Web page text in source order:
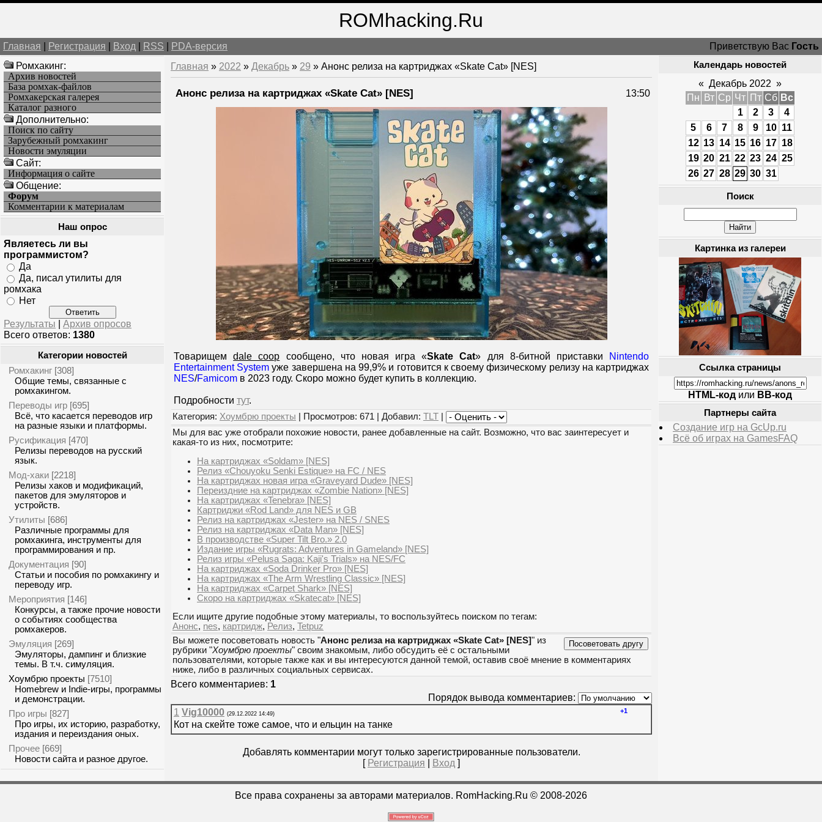
ROMhacking.Ru
Главная Регистрация Вход RSS PDA-версия Приветствую Вас Гость
Ромхакинг:
Архив новостей
База ромхак-файлов
Ромхакерская галерея
Каталог разного
Дополнительно:
Поиск по сайту
Зарубежный ромхакинг
Новости эмуляции
Cайт:
Информация о сайте
Общение:
Форум
Комментарии к материалам
Наш опрос
Являетесь ли вы
программистом?
Да
Да, писал утилиты для
ромхака
Нет
Результаты
Архив опросов
Всего ответов: 1380
Категории новостей
Ромхакинг [308]
Общие темы, связанные с
ромхакингом.
Переводы игр [695]
Всё, что касается переводов игр
на разные языки и платформы.
Русификация [470]
Релизы переводов на русский
язык.
Мод-хаки [2218]
Релизы хаков и модификаций,
пакетов для эмуляторов и
устройств.
Утилиты [686]
Различные программы для
ромхакинга, инструменты для
программирования и пр.
Документация [90]
Статьи и пособия по ромхакингу и
переводу игр.
Мероприятия [146]
Конкурсы, а также прочие новости
о событиях сообщества
ромхакеров.
Эмуляция [269]
Эмуляторы, дампинг и близкие
темы. В т.ч. симуляция.
Хоумбрю проекты [7510]
Homebrew и Indie-игры, программы
и демонстрации.
Про игры [827]
Про игры, их историю, разработку,
издания и переиздания оных.
Прочее [669]
Новости сайта и разное другое.
Главная » 2022 » Декабрь » 29 » Анонс релиза на картриджах «Skate Cat» [NES]
Анонс релиза на картриджах «Skate Cat» [NES] 13:50
Товарищемdale coop сообщено, что новая игра «Skate Cat» для 8-битной приставки
Nintendo
Entertainment System уже завершена на 99,9% и готовится к своему физическому релизу на картриджах
NES/Famicom в 2023 году. Скоро можно будет купить в коллекцию.
Подробности тут.
Категория: Хоумбрю проекты | Просмотров: 671 | Добавил: TLT
Мы для вас уже отобрали похожие новости, ранее добавленные на сайт. Возможно, что вас заинтересует и
какая-то из них, посмотрите:
На картриджах «Soldam» [NES]
Релиз «Chouyoku Senki Estique» на FC / NES
На картриджах новая игра «Graveyard Dude» [NES]
Переиздние на картриджах «Zombie Nation» [NES]
На картриджах «Tenebra» [NES]
Картриджи «Rod Land» для NES и GB
Релиз на картриджах «Jester» на NES / SNES
Релиз на картриджах «Data Man» [NES]
В производстве «Super Tilt Bro.» 2.0
Издание игры «Rugrats: Adventures in Gameland» [NES]
Релиз игры «Pelusa Saga: Kaji's Trials» на NES/FC
На картриджах «Soda Drinker Pro» [NES]
На картриджах «The Arm Wrestling Classic» [NES]
На картриджах «Carpet Shark» [NES]
Скоро на картриджах «Skatecat» [NES]
Если ищите другие подобные этому материалы, то воспользуйтесь поиском по тегам:
Анонс, nes, картридж, Релиз, Tetpuz
Вы можете посоветовать новость "Анонс релиза на картриджах «Skate Cat» [NES]" из
рубрики "Хоумбрю проекты" своим знакомым, либо обсудить её с остальными
пользователями, которые также как и вы интересуются данной темой, оставив своё мнение в комментариях
ниже, либо в различных социальных сервисах.
Всего комментариев: 1
Порядок вывода комментариев:
+1
1 Vig10000 (29.12.2022 14:49)
Кот на скейте тоже самое, что и ельцин на танке
Добавлять комментарии могут только зарегистрированные пользователи.
[ Регистрация Вход ]
Календарь новостей
« Декабрь 2022 »
Пн
Вт Ср Чт Пт Сб Вс
1
2 3
4
5
6 7 8 9 10 11
12 13 14 15 16 17 18
19 20 21 22 23 24 25
26 27 28 29 30 31
Поиск
Картинка из галереи
Ссылка страницы
HTML-код или BB-код
Партнеры сайта
Создание игр на GcUp.ru
Всё об играх на GamesFAQ
Все права сохранены за авторами материалов. RomHacking.Ru © 2008-2026